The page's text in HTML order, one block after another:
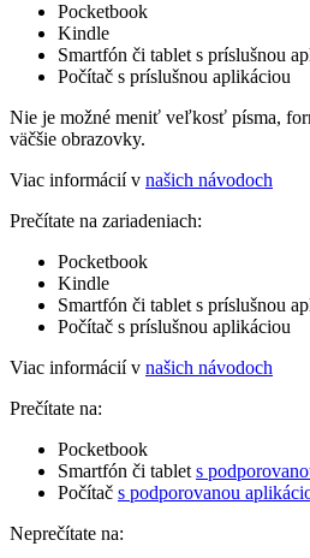
Pocketbook
Kindle
Smartfón či tablet s príslušnou
Počítač s príslušnou aplikáciou
Nie je možné meniť veľkosť písma,
väčšie obrazovky.
Viac informácií v našich návodoch
Prečítate na zariadeniach:
Pocketbook
Kindle
Smartfón či tablet s príslušnou
Počítač s príslušnou aplikáciou
Viac informácií v našich návodoch
Prečítate na:
Pocketbook
Smartfón či tablet s
Počítač s podporovanou
Neprečítate na: